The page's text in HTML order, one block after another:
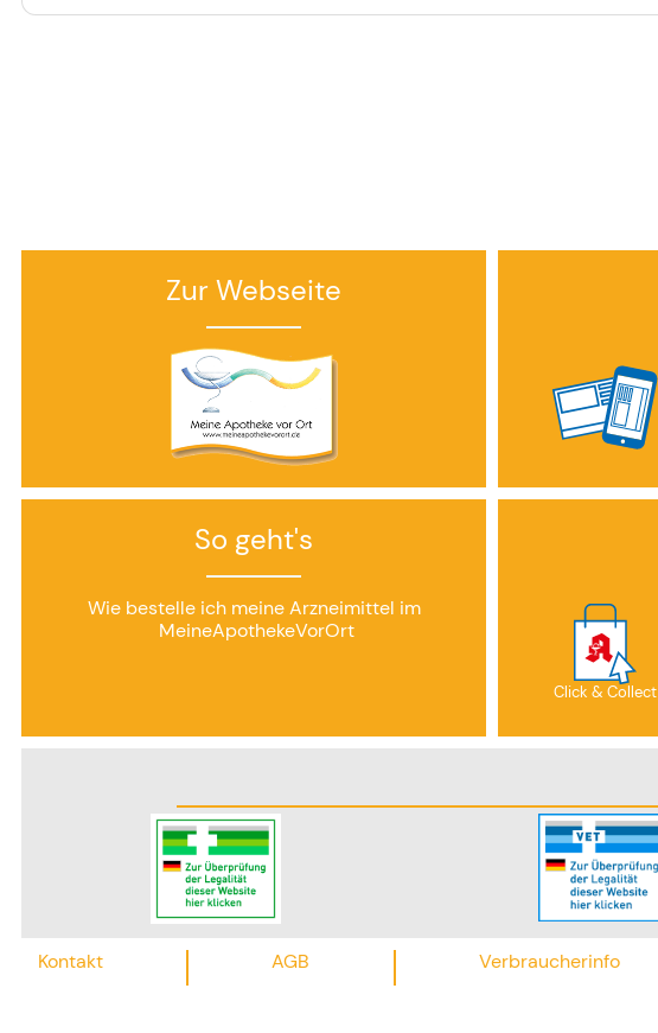
Zur Webseite
So geht's
Wie bestelle ich meine Arzneimittel im
MeineApothekeVorOrt
Click & Collect
Kontakt AGB Verbraucherinfo